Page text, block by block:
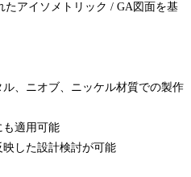
たアイソメトリック / GA図面を基
、ニオブ、ニッケル材質での製作
も適用可能
した設計検討が可能